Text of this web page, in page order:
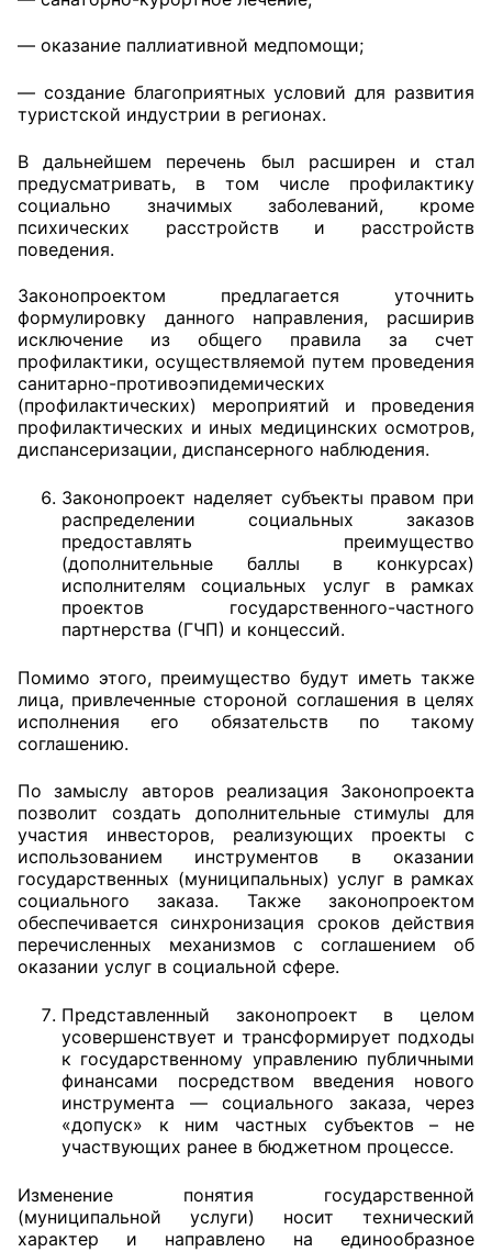
— оказание паллиативной медпомощи;
— создание благоприятных условий для развития
туристской индустрии в регионах.
В дальнейшем перечень был расширен и стал
предусматривать, в том числе профилактику
социально значимых заболеваний, кроме
психических расстройств и расстройств
поведения.
Законопроектом предлагается уточнить
формулировку данного направления, расширив
исключение из общего правила за счет
профилактики, осуществляемой путем проведения
санитарно-противоэпидемических
(профилактических) мероприятий и проведения
профилактических и иных медицинских осмотров,
диспансеризации, диспансерного наблюдения.
Законопроект наделяет субъекты правом при
распределении социальных заказов
предоставлять преимущество
(дополнительные баллы в конкурсах)
исполнителям социальных услуг в рамках
проектов государственного-частного
партнерства (ГЧП) и концессий.
Помимо этого, преимущество будут иметь также
лица, привлеченные стороной соглашения в целях
исполнения его обязательств по такому
соглашению.
По замыслу авторов реализация Законопроекта
позволит создать дополнительные стимулы для
участия инвесторов, реализующих проекты с
использованием инструментов в оказании
государственных (муниципальных) услуг в рамках
социального заказа. Также законопроектом
обеспечивается синхронизация сроков действия
перечисленных механизмов с соглашением об
оказании услуг в социальной сфере.
Представленный законопроект в целом
усовершенствует и трансформирует подходы
к государственному управлению публичными
финансами посредством введения нового
инструмента — социального заказа, через
«допуск» к ним частных субъектов – не
участвующих ранее в бюджетном процессе.
Изменение понятия государственной
(муниципальной услуги) носит технический
характер и направлено на единообразное